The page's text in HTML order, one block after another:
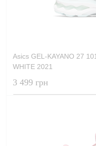
Asics GEL-KAYANO 27
WHITE 2021
3 499 грн